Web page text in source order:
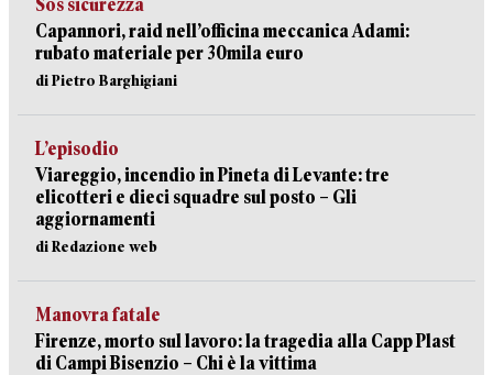
Sos sicurezza
Capannori, raid nell’officina meccanica Adami:
rubato materiale per 30mila euro
di Pietro Barghigiani
L’episodio
Viareggio, incendio in Pineta di Levante: tre
elicotteri e dieci squadre sul posto – Gli
aggiornamenti
di Redazione web
Manovra fatale
Firenze, morto sul lavoro: la tragedia alla Capp Plast
di Campi Bisenzio – Chi è la vittima